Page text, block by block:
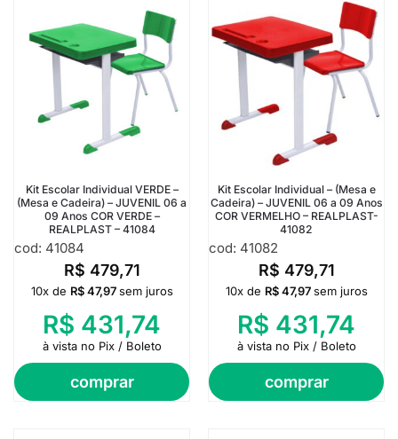
Kit Escolar Individual VERDE –
(Mesa e Cadeira) – JUVENIL 06 a
09 Anos COR VERDE –
REALPLAST – 41084
cod: 41084
R$ 479,71
comprar
10x de R$47,97 sem juros
R$ 431,74
à vista no Pix / Boleto
Kit Escolar Individual – (Mesa e
Cadeira) – JUVENIL 06 a 09 Anos
COR VERMELHO – REALPLAST-
41082
cod: 41082
R$ 479,71
comprar
10x de R$47,97 sem juros
R$ 431,74
à vista no Pix / Boleto